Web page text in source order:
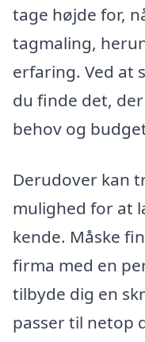
tage højde for,
tagmaling,
erfaring. Ved at
du finde det,
behov og
Derudover kan
mulighed for at
kende. Måske
firma med en
tilbyde dig en
passer til netop